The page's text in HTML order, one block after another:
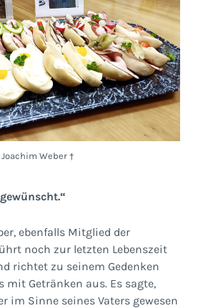
Joachim Weber †
ebenfalls Mitglied der
noch zur letzten Lebenszeit
richtet zu seinem Gedenken
mit Getränken aus. Es sagte,
im Sinne seines Vaters gewesen